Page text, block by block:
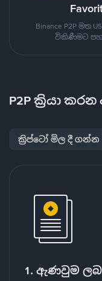
Binance P2P
විකිණීමට
P2P ක්‍රියා
ක්‍රිප්ටෝ මිල දී ගන්න
1. ඇණවුම